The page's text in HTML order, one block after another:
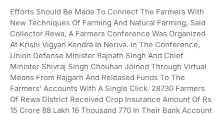
Efforts Should Be Made To Connect The Farmers With
New Techniques Of Farming And Natural Farming, Said
Collector Rewa, A Farmers Conference Was Organized
At Krishi Vigyan Kendra In Neriva. In The Conference,
Union Defense Minister Rajnath Singh And Chief
Minister Shivraj Singh Chouhan Joined Through Virtual
Means From Rajgarh And Released Funds To The
Farmers’ Accounts With A Single Click. 28730 Farmers
Of Rewa District Received Crop Insurance Amount Of Rs
15 Crore 88 Lakh 16 Thousand 770 In Their Bank Account